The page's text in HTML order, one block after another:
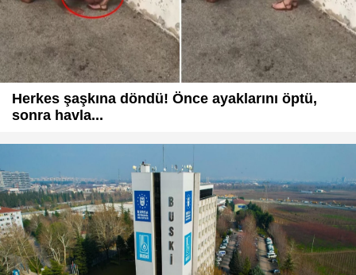
Herkes şaşkına döndü! Önce ayaklarını öptü,
sonra havla...